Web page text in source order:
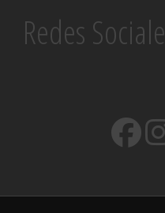
Redes